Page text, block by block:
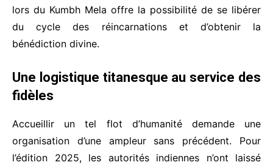
lors du Kumbh Mela offre la possibilité de se libérer
du cycle des réincarnations et d’obtenir la
bénédiction divine.
Une logistique titanesque au service des
fidèles
Accueillir un tel flot d’humanité demande une
organisation d’une ampleur sans précédent. Pour
l’édition 2025, les autorités indiennes n’ont laissé